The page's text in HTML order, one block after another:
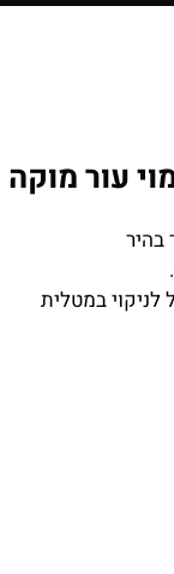
עור מוקה
בהיר
לניקוי במטלית